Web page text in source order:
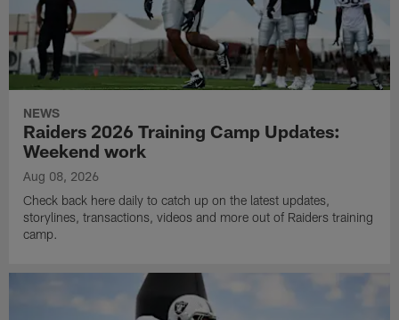
NEWS
Raiders 2026 Training Camp Updates:
Weekend work
Aug 08, 2026
Check back here daily to catch up on the latest updates,
storylines, transactions, videos and more out of Raiders training
camp.